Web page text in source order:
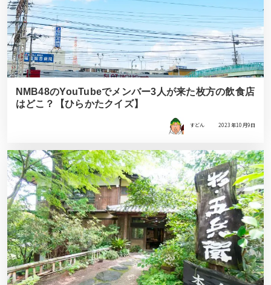
NMB48のYouTubeでメンバー3人が来た枚方の飲食店
はどこ？【ひらかたクイズ】
すどん 2023年10月9日